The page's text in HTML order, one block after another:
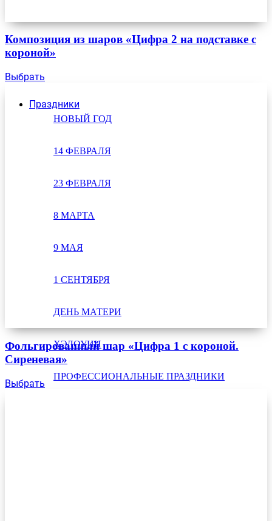
Праздники
НОВЫЙ ГОД
14 ФЕВРАЛЯ
23 ФЕВРАЛЯ
8 МАРТА
9 МАЯ
1 СЕНТЯБРЯ
ДЕНЬ МАТЕРИ
ХЭЛОУИН
ПРОФЕССИОНАЛЬНЫЕ ПРАЗДНИКИ
Композиция из шаров «Цифра 2 на подставке с
короной»
Выбрать
Фольгированный шар «Цифра 1 с короной.
Сиреневая»
Выбрать